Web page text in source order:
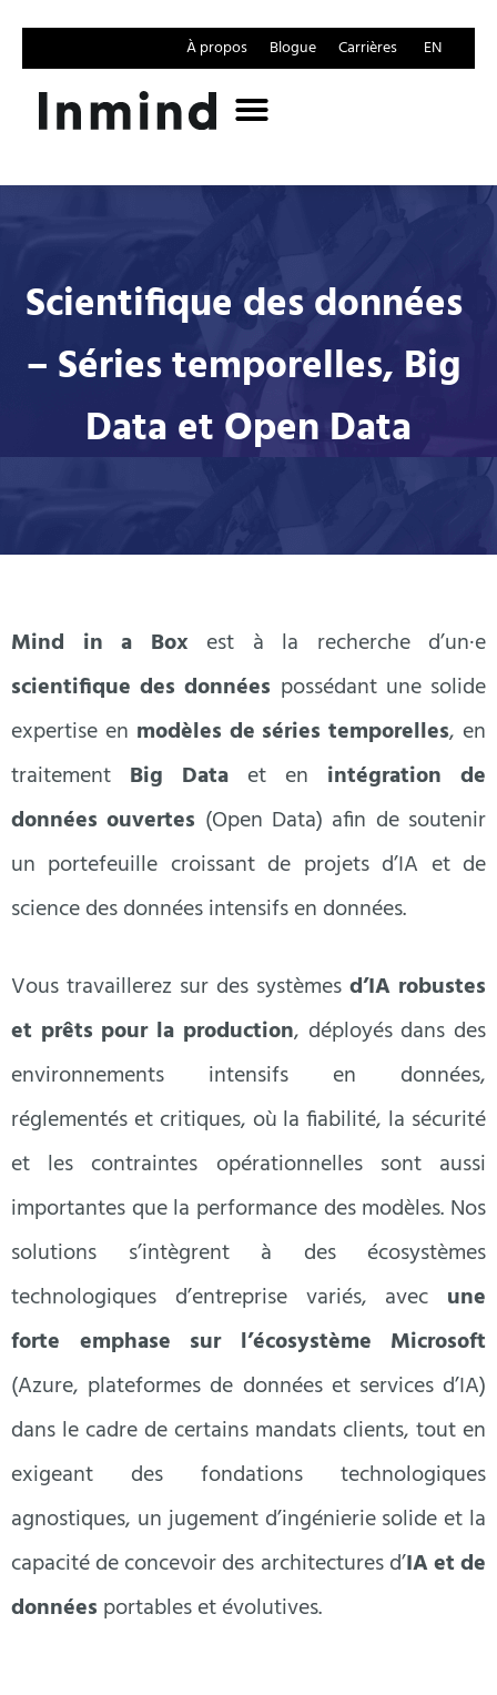
À propos Blogue Carrières EN
Scientifique des données
– Séries temporelles, Big
Data et Open Data
Mind in a Boxest à la recherche d’un·e
scientifique des données possédant une solide
expertise en modèles de séries temporelles, en
traitement Big Data et en intégration de
données ouvertes (Open Data) afin de soutenir
un portefeuille croissant de projets d’IA et de
science des données intensifs en données.
Vous travaillerez sur des systèmes d’IA robustes
et prêts pour la production, déployés dans des
environnements intensifs en données,
réglementés et critiques, où la fiabilité, la sécurité
et les contraintes opérationnelles sont aussi
importantes que la performance des modèles. Nos
solutions s’intègrent à des écosystèmes
technologiques d’entreprise variés, avec une
forte emphase sur l’écosystème Microsoft
(Azure, plateformes de données et services d’IA)
dans le cadre de certains mandats clients, tout en
exigeant des fondations technologiques
agnostiques, un jugement d’ingénierie solide et la
capacité de concevoir des architectures d’IA et de
données portables et évolutives.